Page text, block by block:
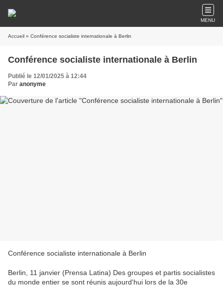
MENU
Accueil » Conférence socialiste internationale à Berlin
Conférence socialiste internationale à Berlin
Publié le 12/01/2025 à 12:44
Par anonyme
Conférence socialiste internationale à Berlin
Berlin, 11 janvier (Prensa Latina) Des groupes et partis socialistes
du monde entier se sont réunis aujourd'hui lors de la 30e